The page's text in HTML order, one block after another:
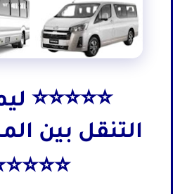
⭐⭐⭐⭐⭐
التنقل بين